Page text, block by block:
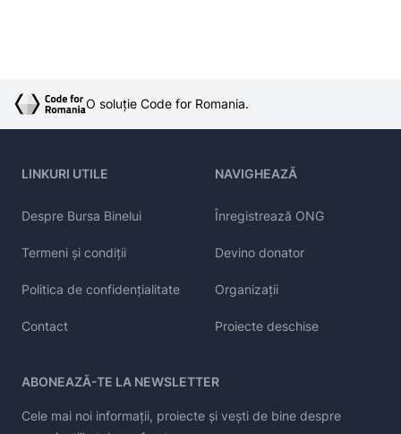
O soluție Code for Romania.
LINKURI UTILE
Despre Bursa Binelui
Termeni și condiții
Politica de confidențialitate
Contact
NAVIGHEAZĂ
Înregistrează ONG
Devino donator
Organizații
Proiecte deschise
ABONEAZĂ-TE LA NEWSLETTER
Cele mai noi informații, proiecte și vești de bine despre